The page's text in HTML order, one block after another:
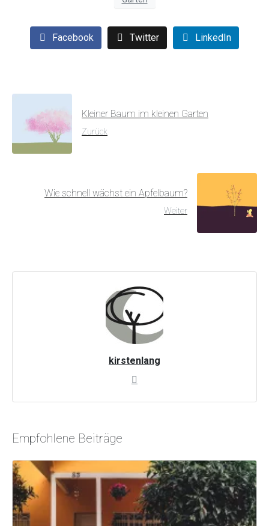
Facebook Twitter LinkedIn
Kleiner Baum im kleinen Garten
Zurück
Wie schnell wächst ein Apfelbaum?
Weiter
kirstenlang
Empfohlene Beiträge